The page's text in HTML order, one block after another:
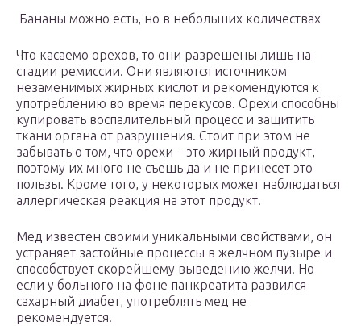
Бананы можно есть, но в небольших количествах
Что касаемо орехов, то они разрешены лишь на
стадии ремиссии. Они являются источником
незаменимых жирных кислот и рекомендуются к
употреблению во время перекусов. Орехи способны
купировать воспалительный процесс и защитить
ткани органа от разрушения. Стоит при этом не
забывать о том, что орехи – это жирный продукт,
поэтому их много не съешь да и не принесет это
пользы. Кроме того, у некоторых может наблюдаться
аллергическая реакция на этот продукт.
Мед известен своими уникальными свойствами, он
устраняет застойные процессы в желчном пузыре и
способствует скорейшему выведению желчи. Но
если у больного на фоне панкреатита развился
сахарный диабет, употреблять мед не
рекомендуется.